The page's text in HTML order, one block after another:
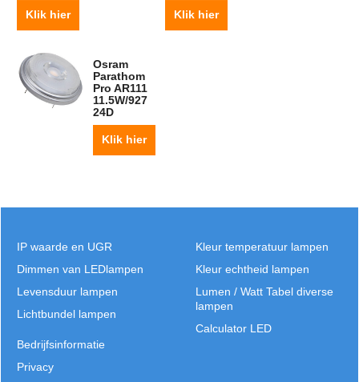
Klik hier Klik hier
Osram
Parathom
Pro AR111
11.5W/927
24D
Klik hier
Kleur temperatuur lampen
Kleur echtheid lampen
Lumen / Watt Tabel diverse
lampen
Calculator LED
IP waarde en UGR
Dimmen van LEDlampen
Levensduur lampen
Lichtbundel lampen
Bedrijfsinformatie
Privacy